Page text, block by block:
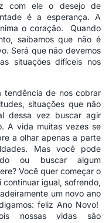
com ele o desejo de
é a esperança. A
o coração. Quando
saibamos que não é
Será que não devemos
situações difíceis nos
tendência de nos cobrar
situações que não
dessa vez buscar agir
A vida muitas vezes se
a olhar apenas a parte
Mas você pode
ou buscar algum
Você quer começar o
igual, sofrendo,
um novo ano
feliz Ano Novo!
nossas vidas são